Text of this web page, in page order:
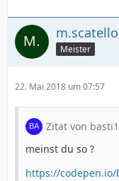
m.scatello
Meister
22. Mai 2018 um 07:57
Zitat von
meinst du so ?
https://